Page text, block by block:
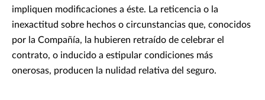
impliquen modificaciones a éste. La reticencia o la
inexactitud sobre hechos o circunstancias que, conocidos
por la Compañía, la hubieren retraído de celebrar el
contrato, o inducido a estipular condiciones más
onerosas, producen la nulidad relativa del seguro.